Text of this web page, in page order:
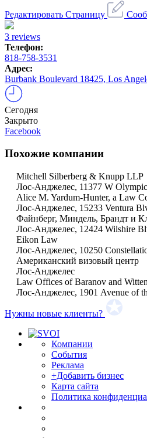
Редактировать Страницу
3 reviews
Телефон:
818-758-3531
Адрес:
Burbank Boulevard 18425, Los
Сегодня
Закрыто
Facebook
Похожие компании
Mitchell Silberberg & Knupp LLP
Лос-Анджелес, 11377 W
Alice M. Yardum-Hunter, a Law
Лос-Анджелес, 15233 Ventura
Файнберг, Миндель, Брандт и
Лос-Анджелес, 12424 Wilshire
Eikon Law
Лос-Анджелес, 10250
Американский визовый центр
Лос-Анджелес
Law Offices of Baranov and
Лос-Анджелес, 1901 Avenue of
Нужны новые клиенты?
Компании
События
Реклама
+Добавить бизнес
Карта сайта
Политика